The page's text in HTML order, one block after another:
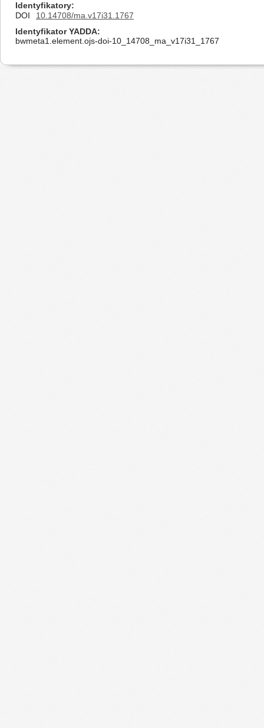
Identyfikatory
DOI
10.14708/ma.v17i31.1767
Identyfikator YADDA
bwmeta1.element.ojs-doi-10_14708_ma_v17i31_1767